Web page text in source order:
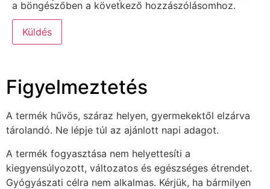
a böngészőben a következő hozzászólásomhoz.
Figyelmeztetés
A termék hűvös, száraz helyen, gyermekektől elzárva
tárolandó. Ne lépje túl az ajánlott napi adagot.
A termék fogyasztása nem helyettesíti a
kiegyensúlyozott, változatos és egészséges étrendet.
Gyógyászati célra nem alkalmas. Kérjük, ha bármilyen